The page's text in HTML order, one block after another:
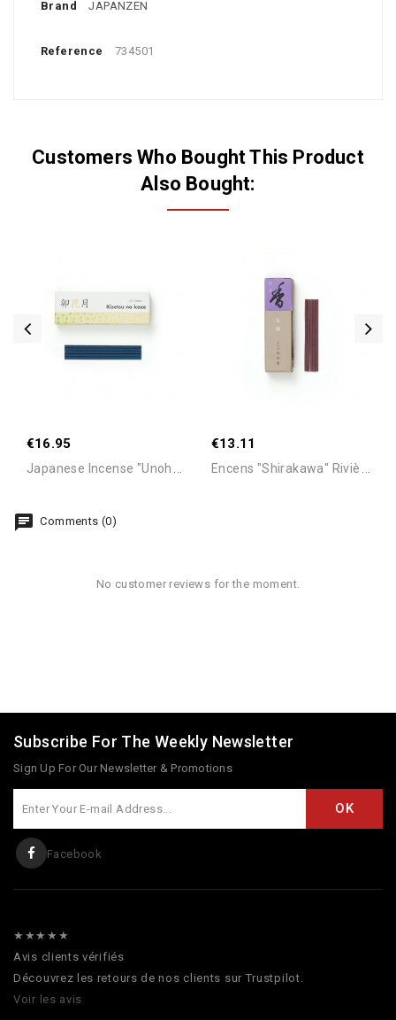
Brand JAPANZEN
Reference 734501
Customers Who Bought This Product
Also Bought:
€16.95
J
Apanese Incense "Unohana"
€13.11
E
Ncens "Shirakawa" Rivière...
Comments (0)
No customer reviews for the moment.
Subscribe For The Weekly Newsletter
Sign Up For Our Newsletter & Promotions
Facebook
★★★★★
Avis clients vérifiés
Découvrez les retours de nos clients sur Trustpilot.
Voir les avis